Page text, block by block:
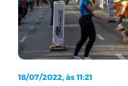
18/07/2022, às 11:21